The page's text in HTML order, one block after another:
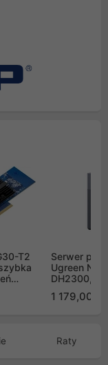
T2
Serwer
Ugreen
DH2300,
A72+A53,
1GbE, 4K +
1 179,00 zł
Raty